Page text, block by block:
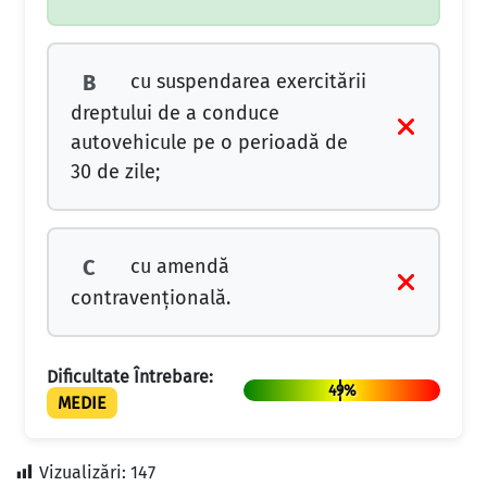
B
cu suspendarea exercitării
dreptului de a conduce
autovehicule pe o perioadă de
30 de zile;
C
cu amendă
contravențională.
Dificultate Întrebare:
MEDIE
49%
Vizualizări: 147